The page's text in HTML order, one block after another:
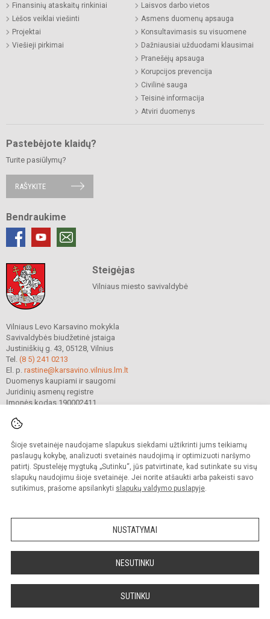
Šioje svetainėje naudojame slapukus siekdami užtikrinti jums teikiamų
paslaugų kokybę, analizuoti svetainės naudojimą ir optimizuoti naršymo
patirtį. Spustelėję mygtuką „Sutinku“, jūs patvirtinate, kad sutinkate su visų
slapukų naudojimu šioje svetainėje. Jei norite atšaukti arba pakeisti savo
sutikimus, prašome apsilankyti slapukų valdymo puslapyje.
NUSTATYMAI
NESUTINKU
SUTINKU
Finansinių ataskaitų rinkiniai
Lėšos veiklai viešinti
Projektai
Viešieji pirkimai
Laisvos darbo vietos
Asmens duomenų apsauga
Konsultavimasis su visuomene
Dažniausiai užduodami klausimai
Pranešėjų apsauga
Korupcijos prevencija
Civilinė sauga
Teisinė informacija
Atviri duomenys
Pastebėjote klaidų?
Turite pasiūlymų?
RAŠYKITE
Bendraukime
Steigėjas
Vilniaus miesto savivaldybė
Vilniaus Levo Karsavino mokykla
Savivaldybės biudžetinė įstaiga
Justiniškių g. 43, 05128, Vilnius
Tel. (8 5) 241 0213
El. p. rastine@karsavino.vilnius.lm.lt
Duomenys kaupiami ir saugomi
Juridinių asmenų registre
Įmonės kodas 190002411
© 2022. Vilniaus Levo Karsavino mokykla. Visos teisės saugomos.
Kopijuoti turinį be raštiško gimnazijos sutikimo griežtai draudžiama.
Prieinamumo paraiška Slapukų valdymas
Sumanus būdas atnaujinti